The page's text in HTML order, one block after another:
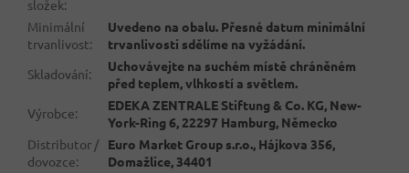
složek:
Minimální
trvanlivost:
Uvedeno na obalu. Přesné datum minimální
trvanlivosti sdělíme na vyžádání.
Skladování:
Uchovávejte na suchém místě chráněném
před teplem, vlhkostí a světlem.
Výrobce:
EDEKA ZENTRALE Stiftung & Co. KG, New-
York-Ring 6, 22297 Hamburg, Německo
Distributor /
dovozce:
Euro Market Group s.r.o., Hájkova 356,
Domažlice, 34401